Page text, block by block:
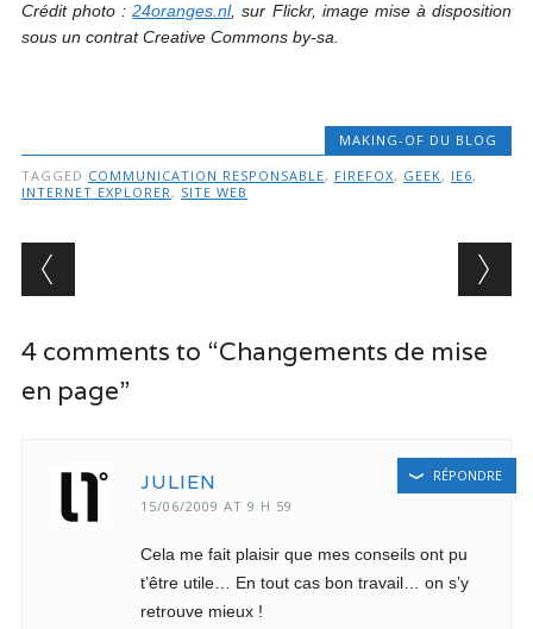
Crédit photo :24oranges.nl, sur Flickr, image mise à disposition
sous un contrat Creative Commons by-sa.
MAKING-OF DU BLOG
TAGGED COMMUNICATION RESPONSABLE, FIREFOX, GEEK, IE6,
INTERNET EXPLORER, SITE WEB
Post navigation
4 comments to “Changements de mise
en page”
JULIEN
15/06/2009 AT 9 H 59
Cela me fait plaisir que mes conseils ont pu
t’être utile… En tout cas bon travail… on s’y
retrouve mieux !
RÉPONDRE